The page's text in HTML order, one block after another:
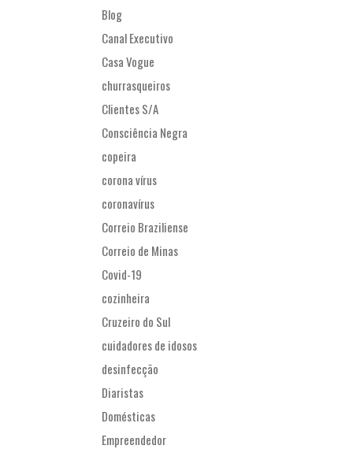
Blog
Canal Executivo
Casa Vogue
churrasqueiros
Clientes S/A
Consciência Negra
copeira
corona vírus
coronavírus
Correio Braziliense
Correio de Minas
Covid-19
cozinheira
Cruzeiro do Sul
cuidadores de idosos
desinfecção
Diaristas
Domésticas
Empreendedor